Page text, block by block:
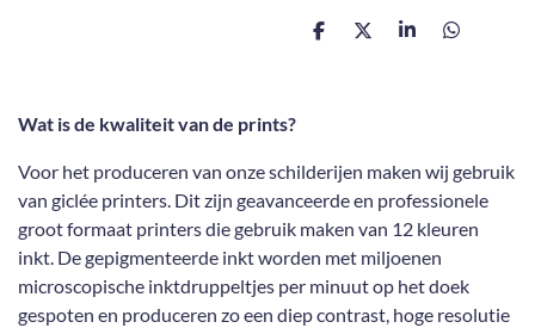
D
D
S
D
Wat is de kwaliteit van de prints?
Voor het produceren van onze schilderijen maken wij gebruik
van giclée printers. Dit zijn geavanceerde en professionele
groot formaat printers die gebruik maken van 12 kleuren
inkt. De gepigmenteerde inkt worden met miljoenen
microscopische inktdruppeltjes per minuut op het doek
gespoten en produceren zo een diep contrast, hoge resolutie